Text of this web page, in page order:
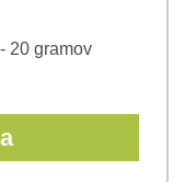
20 gramov